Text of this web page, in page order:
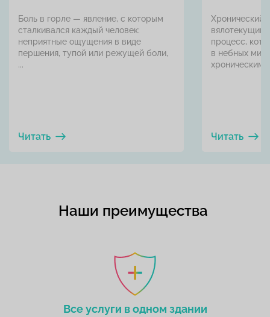
Боль в горле — явление, с которым
сталкивался каждый человек:
неприятные ощущения в виде
першения, тупой или режущей боли,
...
Читать
Хронический
вялотекущий
процесс,
в небных
хроническим
Читать
Наши преимущества
Все услуги в одном здании